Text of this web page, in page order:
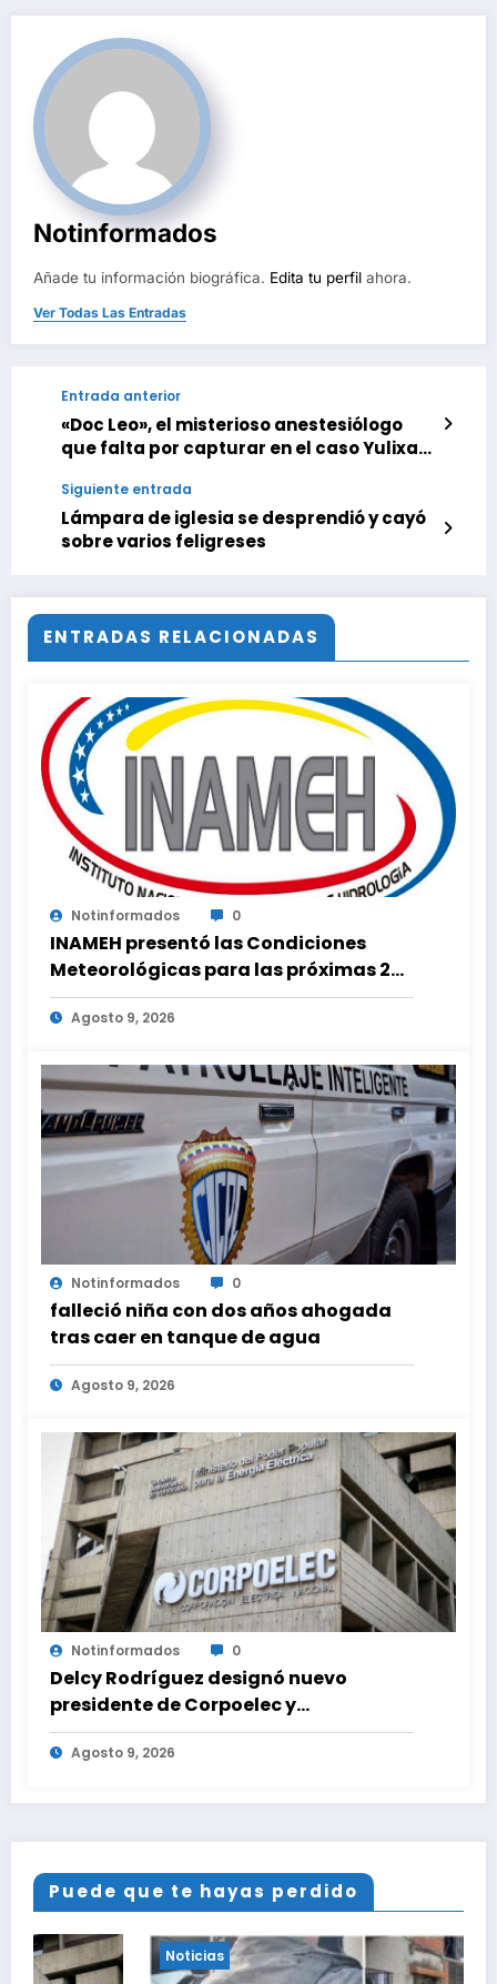
Notinformados
Añade tu información biográfica. Edita tu perfil ahora.
Ver Todas Las Entradas
Entrada anterior
«Doc Leo», el misterioso anestesiólogo
que falta por capturar en el caso Yulixa
Siguiente entrada
Lámpara de iglesia se desprendió y cayó
sobre varios feligreses
ENTRADAS RELACIONADAS
Notinformados 0
INAMEH presentó las Condiciones
Meteorológicas para las próximas 24
horas, de este domingo 9 de agosto
2026Agosto 9, 2026
Notinformados 0
falleció niña con dos años ahogada
tras caer en tanque de agua
Agosto 9, 2026
Notinformados 0
Delcy Rodríguez designó nuevo
presidente de Corpoelec y
viceministro eléctrico para ‘la
recuperación del servicio’
Agosto 9, 2026
Puede que te hayas perdido
Noticias